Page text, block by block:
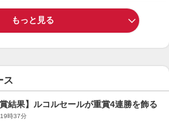
もっと見る
ス
賞結果】ルコルセールが重賞4連勝を飾る
時37分